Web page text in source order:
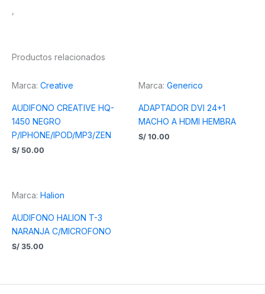
Productos relacionados
Marca: Creative
AUDIFONO CREATIVE HQ-
1450 NEGRO
P/IPHONE/IPOD/MP3/ZEN
S/ 50.00
Marca: Generico
ADAPTADOR DVI 24+1
MACHO A HDMI HEMBRA
S/ 10.00
Marca: Halion
AUDIFONO HALION T-3
NARANJA C/MICROFONO
S/ 35.00